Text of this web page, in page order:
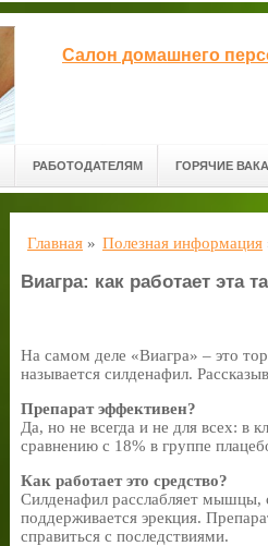
Салон домашнего
РАБОТОДАТЕЛЯМ ГОРЯЧИЕ
Главная » Полезная информация
Виагра: как работает эта
На самом деле «Виагра» – это
называется силденафил.
Препарат эффективен?
Да, но не всегда и не для всех: в
сравнению с 18% в группе
Как работает это средство?
Силденафил расслабляет мышцы,
поддерживается эрекция.
справиться с последствиями.